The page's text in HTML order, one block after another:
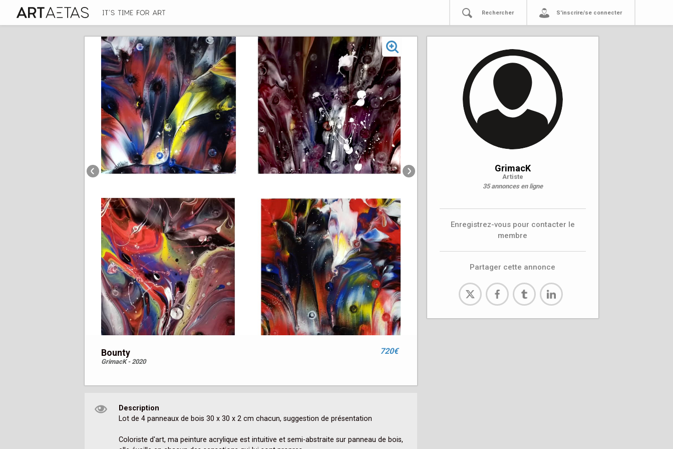
Rechercher S'inscrire/se connecter
Bounty
GrimacK - 2020
720€
Description
Lot de 4 panneaux de bois 30 x 30 x 2 cm chacun, suggestion de présentation
Coloriste d'art, ma peinture acrylique est intuitive et semi-abstraite sur panneau de bois,
GrimacK
Artiste
35 annonces en ligne
Enregistrez-vous pour contacter le
membre
Partager cette annonce